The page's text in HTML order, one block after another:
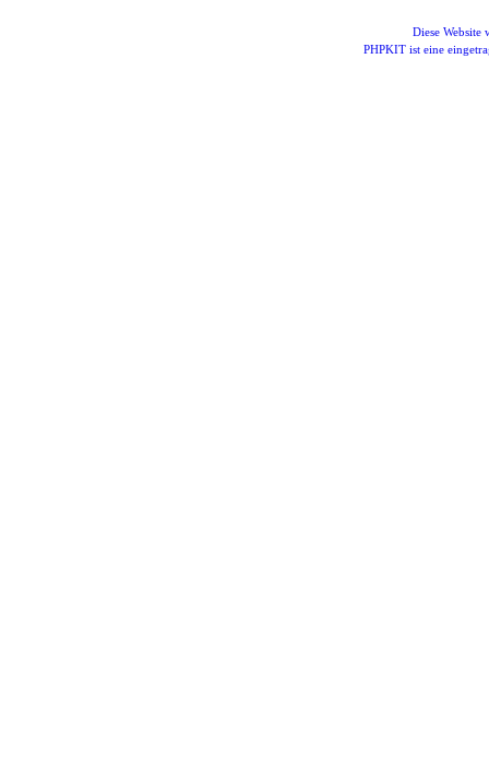
Diese Website
PHPKIT ist eine